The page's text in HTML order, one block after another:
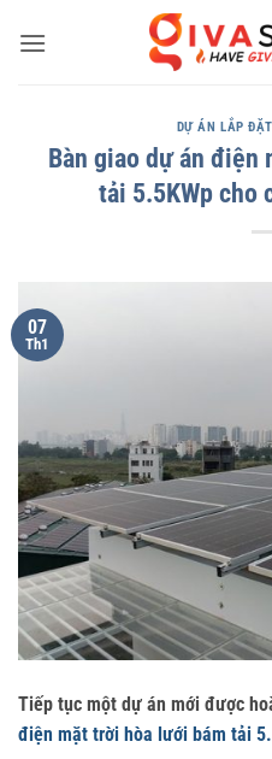
qua
DỰ ÁN LẮP
Bàn giao dự án điện
tải 5.5KWp cho
07
Th1
Tiếp tục một dự án mới được
điện mặt trời hòa lưới bám tải